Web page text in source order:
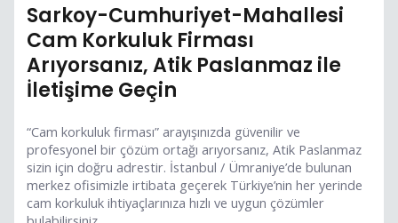
Sarkoy-Cumhuriyet-Mahallesi
Cam Korkuluk Firması
Arıyorsanız, Atik Paslanmaz ile
İletişime Geçin
“Cam korkuluk firması” arayışınızda güvenilir ve
profesyonel bir çözüm ortağı arıyorsanız, Atik Paslanmaz
sizin için doğru adrestir. İstanbul / Ümraniye’de bulunan
merkez ofisimizle irtibata geçerek Türkiye’nin her yerinde
cam korkuluk ihtiyaçlarınıza hızlı ve uygun çözümler